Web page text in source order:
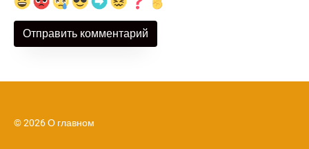
© 2026 О главном